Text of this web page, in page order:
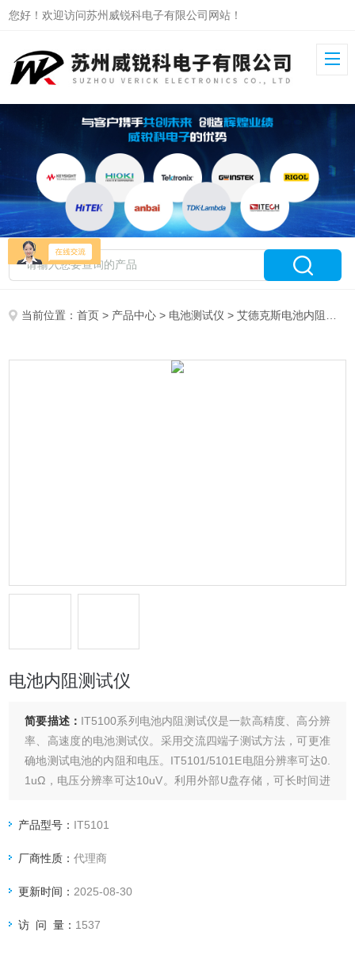
您好！欢迎访问苏州威锐科电子有限公司网站！
当前位置：首页 > 产品中心 > 电池测试仪 >艾德克斯电池内阻测试仪
电池内阻测试仪
简要描述： IT5100系列电池内阻测试仪是一款高精度、高分辨
率、高速度的电池测试仪。采用交流四端子测试方法，可更准
确地测试电池的内阻和电压。IT5101/5101E电阻分辨率可达0.
1uΩ，电压分辨率可达10uV。利用外部U盘存储，可长时间进
标准，统计合格率，适合各种电池的检测和分拣。
产品型号： IT5101
厂商性质：代理商
更新时间： 2025-08-30
访 问 量： 1537